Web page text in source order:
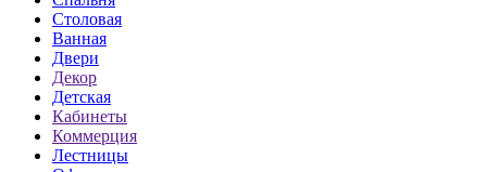
Столовая
Ванная
Двери
Декор
Детская
Кабинеты
Коммерция
Лестницы